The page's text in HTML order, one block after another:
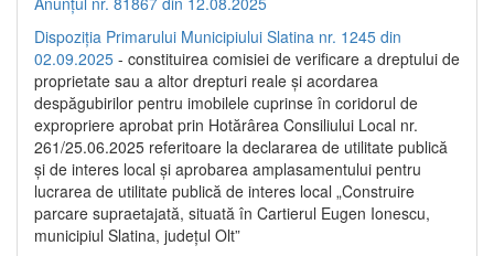
Dispoziția Primarului Municipiului Slatina nr. 1245 din
02.09.2025 - constituirea comisiei de verificare a dreptului de
proprietate sau a altor drepturi reale și acordarea
despăgubirilor pentru imobilele cuprinse în coridorul de
expropriere aprobat prin Hotărârea Consiliului Local nr.
261/25.06.2025 referitoare la declararea de utilitate publică
și de interes local și aprobarea amplasamentului pentru
lucrarea de utilitate publică de interes local „Construire
parcare supraetajată, situată în Cartierul Eugen Ionescu,
municipiul Slatina, județul Olt”